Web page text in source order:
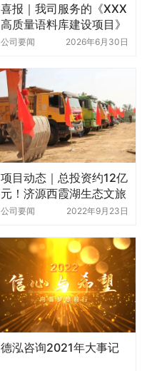
喜报｜我司服务的《XXX
高质量语料库建设项目》
成功入围2025年河南省
目拟支持项目名单
公司要闻 2026年6月30日
项目动态｜总投资约12亿
元！济源西霞湖生态文旅
综合开发项目开工！
公司要闻 2022年9月23日
德泓咨询2021年大事记